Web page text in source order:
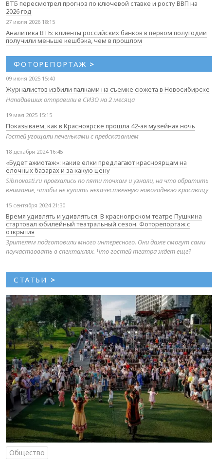
ВТБ пересмотрел прогноз по ключевой ставке и росту ВВП на
2026 год
27 июля 2026 18:15
Аналитика ВТБ: клиенты российских банков в первом полугодии
получили меньше кешбэка, чем в прошлом
ФОТОРЕПОРТАЖ >
09 июня 2025 15:40
Журналистов избили палками на съемке сюжета в Новосибирске
Нападавших отправили в СИЗО на 2 месяца
19 мая 2025 15:15
Показываем, как в Красноярске прошла 42-ая музейная ночь
Гостей угощали печеньками с предсказанием
18 декабря 2024 16:45
«Будет ажиотаж»: какие елки предлагают красноярцам на
елочных базарах и за какую цену
Sibnovosti.ru проехались по пяти точкам и узнали, на что обратить
внимание, чтобы не купить некачественную новогоднюю красавицу
15 сентября 2024 21:30
Время удивлять и удивляться. В красноярском театре Пушкина
стартовал юбилейный театральный сезон. Фоторепортаж с
открытия
Зрителям подготовили много интересного. Они даже смогут сами
поучаствовать в спектаклях. Что гостей театра ждет еще?
СТАТЬИ >
Общество